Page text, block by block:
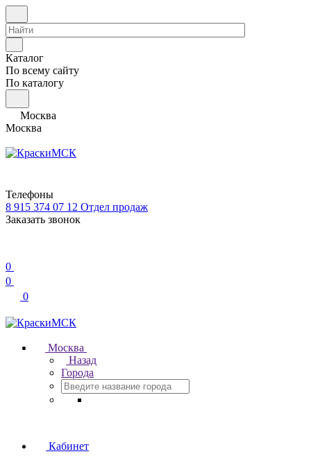
Каталог
По всему сайту
По каталогу
Москва
Москва
Телефоны
8 915 374 07 12 Отдел продаж
Заказать звонок
0
0
0
Москва
Назад
Города
Кабинет